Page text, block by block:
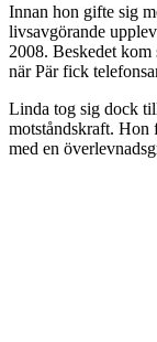
Innan hon gifte sig
livsavgörande
2008. Beskedet
när Pär fick
Linda tog sig dock
motståndskraft. Hon
med en